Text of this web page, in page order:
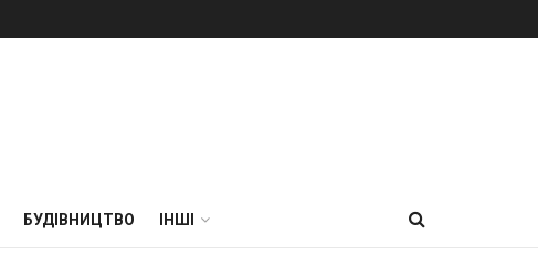
БУДІВНИЦТВО ІНШІ